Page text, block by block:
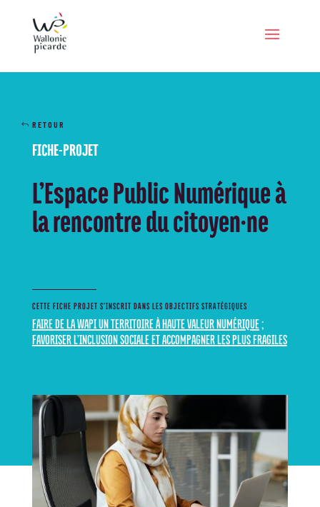
RETOUR
FICHE-PROJET
L’Espace Public Numérique à
la rencontre du citoyen·ne
CETTE FICHE PROJET S’INSCRIT DANS LES OBJECTIFS STRATÉGIQUES
FAIRE DE LA WAPI UN TERRITOIRE À HAUTE VALEUR NUMÉRIQUE;
FAVORISER L’INCLUSION SOCIALE ET ACCOMPAGNER LES PLUS FRAGILES